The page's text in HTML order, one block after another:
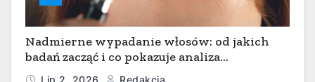
Nadmierne wypadanie włosów: od jakich
badań zacząć i co pokazuje analiza
pierwiastkowa włosa?